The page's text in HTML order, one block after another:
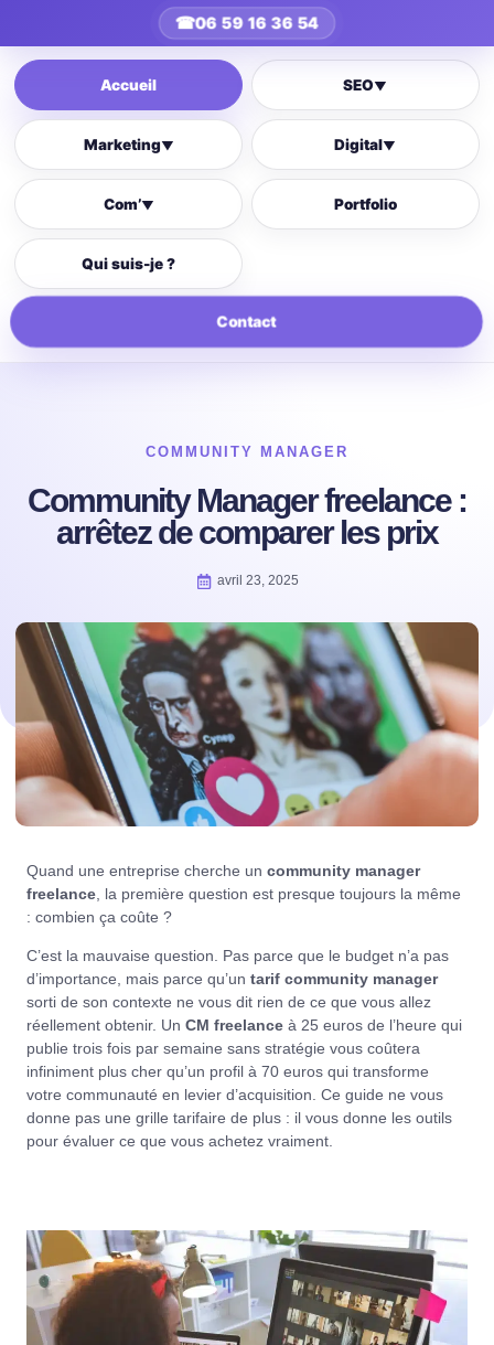
☎06 59 16 36 54
Accueil SEO▼
Marketing▼ Digital▼
Com’▼ Portfolio
Qui suis-je ?
Contact
COMMUNITY MANAGER
Community Manager freelance :
arrêtez de comparer les prix
avril 23, 2025
Quand une entreprise cherche un community manager
freelance , la première question est presque toujours la même
: combien ça coûte ?
C’est la mauvaise question. Pas parce que le budget n’a pas
d’importance, mais parce qu’un tarif community manager
sorti de son contexte ne vous dit rien de ce que vous allez
réellement obtenir. Un CM freelance à 25 euros de l’heure qui
publie trois fois par semaine sans stratégie vous coûtera
infiniment plus cher qu’un profil à 70 euros qui transforme
votre communauté en levier d’acquisition. Ce guide ne vous
donne pas une grille tarifaire de plus : il vous donne les outils
pour évaluer ce que vous achetez vraiment.